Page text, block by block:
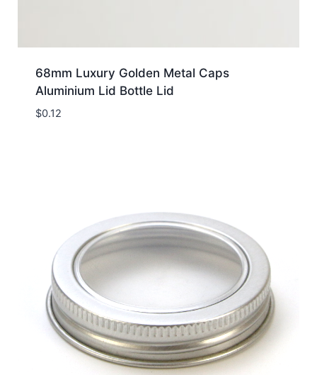
68mm Luxury Golden Metal Caps
Aluminium Lid Bottle Lid
$0.12